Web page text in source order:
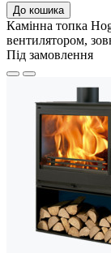
До кошика
Камінна топка
вентилятором,
Під замовлення